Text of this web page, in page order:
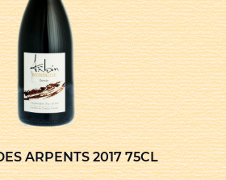
ARPENTS 2017 75CL